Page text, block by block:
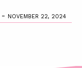
- NOVEMBER 22, 2024